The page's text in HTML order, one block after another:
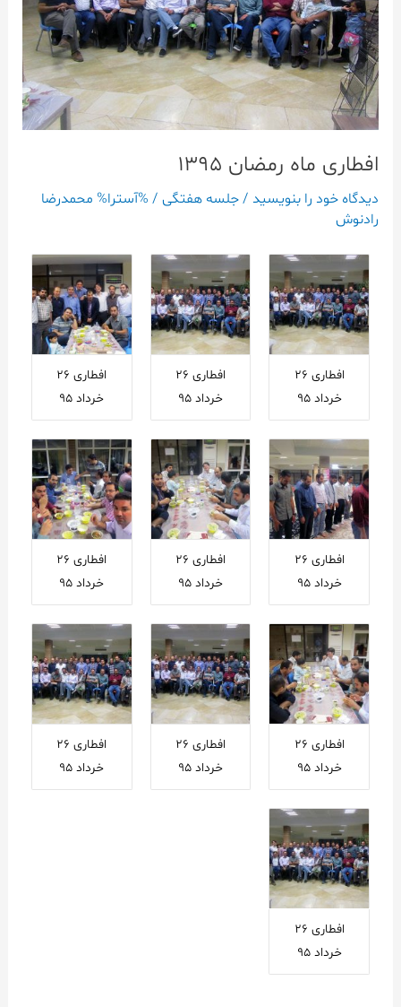
افطاری ماه رمضان ۱۳۹۵
دیدگاه‌ خود را بنویسید /جلسه هفتگی/ %آسترا% محمدرضا
رادنوش
افطاری ۲۶
خرداد ۹۵
افطاری ۲۶
خرداد ۹۵
افطاری ۲۶
خرداد ۹۵
افطاری ۲۶
خرداد ۹۵
افطاری ۲۶
خرداد ۹۵
افطاری ۲۶
خرداد ۹۵
افطاری ۲۶
خرداد ۹۵
افطاری ۲۶
خرداد ۹۵
افطاری ۲۶
خرداد ۹۵
افطاری ۲۶
خرداد ۹۵